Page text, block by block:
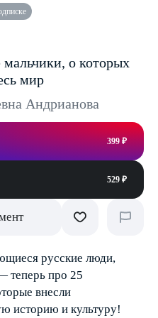
о которых
мир
Андрианова
399 ₽
529 ₽
русские люди,
теперь про 25
внесли
историю и культуру!